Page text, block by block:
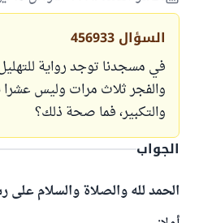
السؤال 456933
في مسجدنا توجد رواية
والفجر ثلاث مرات وليس عشرا
والتكبير، فما صحة ذلك؟
الجواب
الحمد لله والصلاة والسلام على